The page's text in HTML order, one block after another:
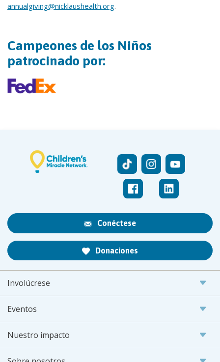
annualgiving@nicklaushealth.org.
Campeones de los Niños
patrocinado por:
Conéctese
Donaciones
Involúcrese
Eventos
Nuestro impacto